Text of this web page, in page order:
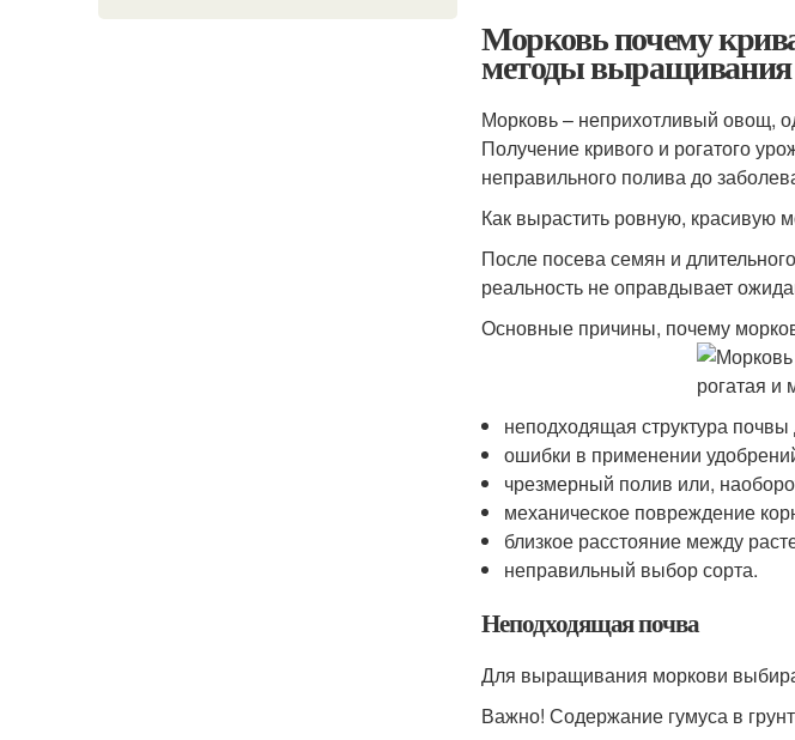
Морковь почему
методы выращивания
Морковь – неприхотливый овощ,
Получение кривого и рогатого
неправильного полива до
Как вырастить ровную, красивую
После посева семян и
реальность не оправдывает
Основные причины, почему
неподходящая структура
ошибки в применении
чрезмерный полив или,
механическое повреждение
близкое расстояние между
неправильный выбор сорта.
Неподходящая почва
Для выращивания моркови
Важно! Содержание гумуса в